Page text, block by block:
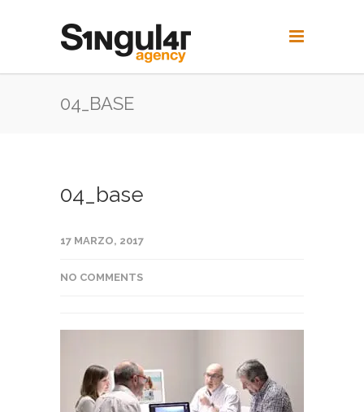
04_BASE
04_base
17 MARZO, 2017
NO COMMENTS